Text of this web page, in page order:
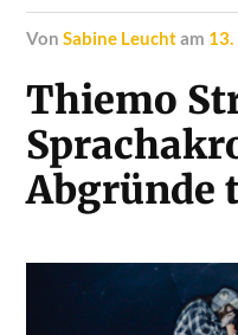
vonSabine Leuchtam
Thiemo
Abgründe